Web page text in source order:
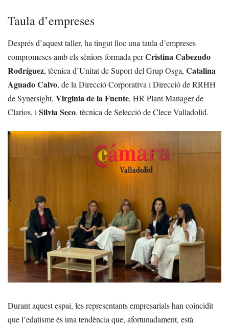
Taula d’empreses
Després d’aquest taller, ha tingut lloc una taula d’empreses
compromeses amb els sèniors formada perCristina Cabezudo
Rodríguez, tècnica d’Unitat de Suport del Grup Osga, Catalina
Aguado Calvo, de la Direcció Corporativa i Direcció de RRHH
de Synersight, Virginia de la Fuente, HR Plant Manager de
Clarios, iSilvia Seco, tècnica de Selecció de Clece Valladolid.
Durant aquest espai, les representants empresarials han coincidit
que l’edatisme és una tendència que, afortunadament, està